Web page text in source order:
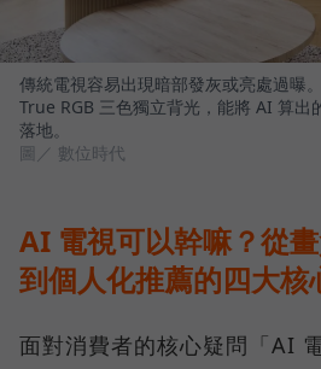
傳統電視容易出現暗部發灰或亮處過曝
True RGB 三色獨立背光，能將 AI 算出
落地。
圖／ 數位時代
AI 電視可以幹嘛？從
到個人化推薦的四大核
面對消費者的核心疑問「AI